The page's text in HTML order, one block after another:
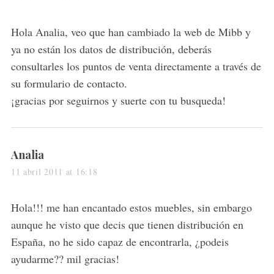
s
:
Hola Analia, veo que han cambiado la web de Mibb y
ya no están los datos de distribución, deberás
consultarles los puntos de venta directamente a través de
su formulario de contacto.
¡gracias por seguirnos y suerte con tu busqueda!
s
a
s
:
Analia
11 abril 2011 at 16:18
Hola!!! me han encantado estos muebles, sin embargo
aunque he visto que decis que tienen distribución en
España, no he sido capaz de encontrarla, ¿podeis
ayudarme?? mil gracias!
c
f
: